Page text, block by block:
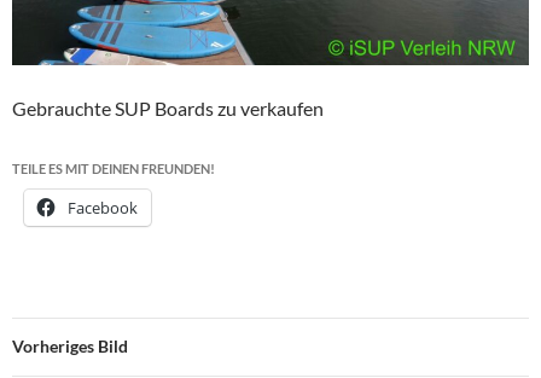
Gebrauchte SUP Boards zu verkaufen
TEILE ES MIT DEINEN FREUNDEN!
Facebook
Vorheriges Bild